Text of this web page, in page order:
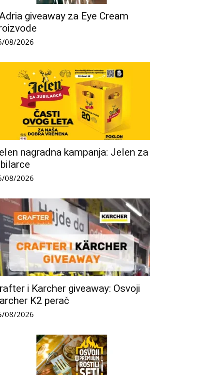
giveaway za Eye Cream
08/2026
nagradna kampanja: Jelen za
08/2026
i Karcher giveaway: Osvoji
K2 perač
08/2026